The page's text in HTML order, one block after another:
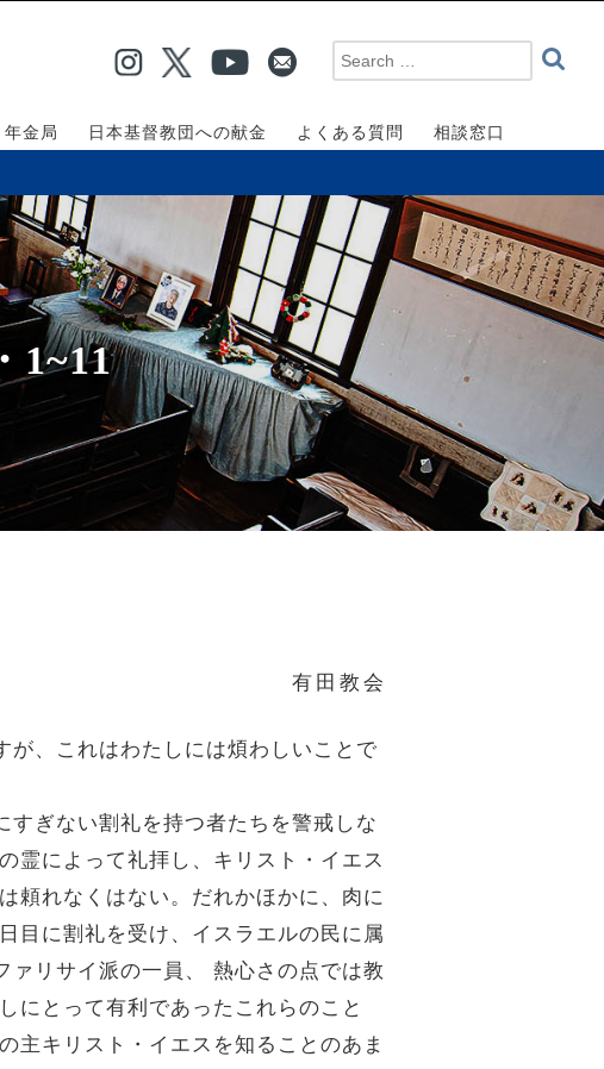
金局 日本基督教団への献金 よくある質問 相談窓口
1~11
有田教会
、これはわたしには煩わしいことで
ぎない割礼を持つ者たちを警戒しな
霊によって礼拝し、キリスト・イエス
頼れなくはない。だれかほかに、肉に
目に割礼を受け、イスラエルの民に属
ァリサイ派の一員、 熱心さの点では教
にとって有利であったこれらのこと
主キリスト・イエスを知ることのあま